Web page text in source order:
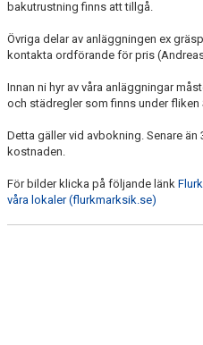
bakutrustning finns att tillgå.
Övriga delar av anläggningen ex
kontakta ordförande för pris
Innan ni hyr av våra anläggningar
och städregler som finns under
Detta gäller vid avbokning. Senare än
kostnaden.
För bilder klicka på följande länk
våra lokaler (flurkmarksik.se)